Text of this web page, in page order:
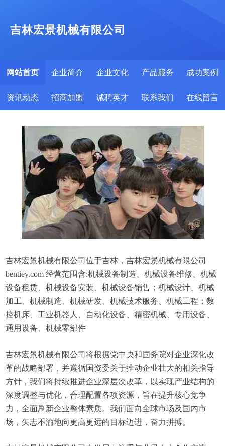
吉林宏景机械有限公司
网站首页 企业简介 企业文化 产品服务 成功案例
资讯动态 招商加盟 诚聘英才 联系我们 在线留言
吉林宏景机械有限公司位于吉林，吉林宏景机械有限公司
bentiey.com 经营范围含:机械设备制造、机械设备维修、机械
设备租赁、机械设备安装、机械设备销售；机械设计、机械
加工、机械制造、机械研发、机械技术服务、机械工程；数
控机床、工业机器人、自动化设备、精密机械、专用设备、
通用设备、机械零部件
吉林宏景机械有限公司将根据党中央和国务院对企业深化改
革的战略部署，并遵循国资委关于推动企业壮大的相关指导
方针，我们将持续推进企业深层次改革，以实现产业结构的
深度调整与优化，合理配置各项资源，旨在提升核心竞争
力，全面刷新企业整体素质。我们面向全球市场及国内市
场，矢志不渝地向更高更远的目标迈进，奋力拼搏。